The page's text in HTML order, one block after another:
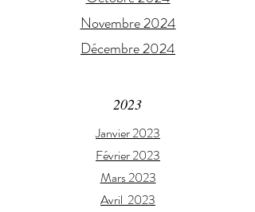
Novembre 2024
Décembre 2024
2023
Janvier 2023
Février 2023
Mars 2023
Avril 2023